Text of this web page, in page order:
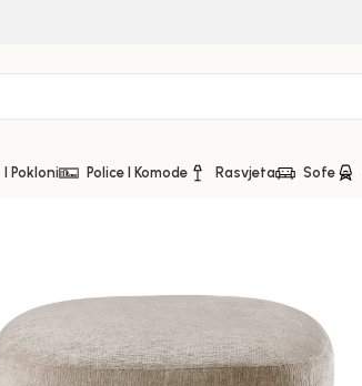
Pokloni Police I Komode Rasvjeta Sofe